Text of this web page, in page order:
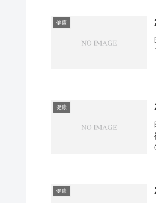
健康
健康
健康